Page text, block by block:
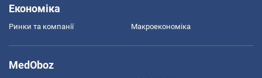
Економіка
Ринки та компанії Макроекономіка
MedOboz